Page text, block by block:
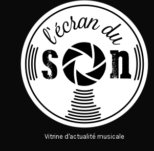
Vitrine d'actualité musicale